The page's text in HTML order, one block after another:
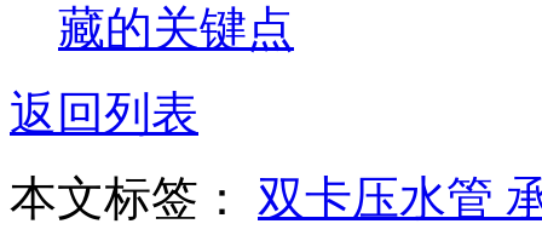
藏的关键点
返回列表
本文标签： 双卡压水管